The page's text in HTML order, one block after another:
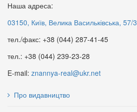
Наша адреса:
03150, Київ, Велика Васильківська, 57/3
тел./факс: +38 (044) 287-41-45
тел.: +38 (044) 239-23-28
E-mail: znannya-real@ukr.net
Про видавництво